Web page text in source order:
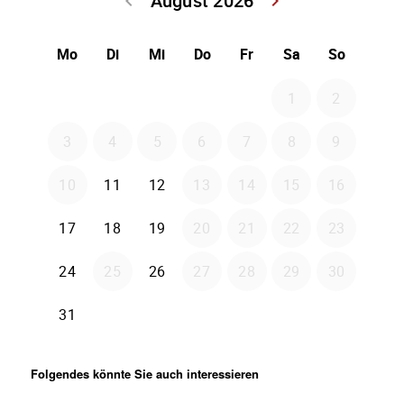
Folgendes könnte Sie auch interessieren